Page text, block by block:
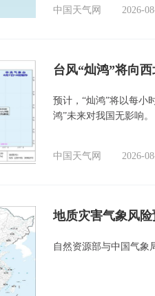
中国天气网
2026-
台风“灿鸿”将向
预计，“灿鸿”将以每小
鸿”未来对我国无影响。
中国天气网 2026-
地质灾害气象风
自然资源部与中国气象